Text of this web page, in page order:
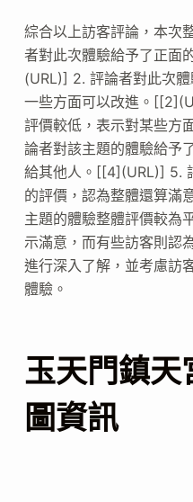
綜合以上訪客評論，本次
者對此次體驗給予了正面
(URL)] 2. 評論者對此次
一些方面可以改進。
評價較低，表示對某些方
論者對該主題的體驗給予
給其他人。[[4](URL)] 5.
的評價，認為整體還算滿
主題的體驗整體評價較為
示滿意，而有些訪客則認
進行深入了解，並考慮訪
體驗。
玉天門鎮天
圖資訊